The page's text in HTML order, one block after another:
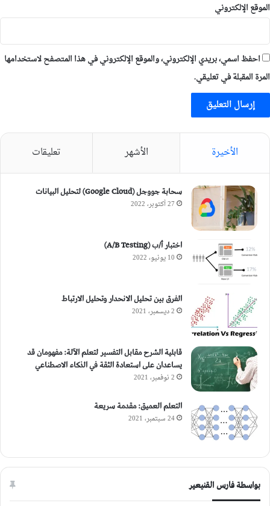
الموقع الإلكتروني
احفظ اسمي، بريدي الإلكتروني، والموقع الإلكتروني في هذا المتصفح لاستخدامها
المرة المقبلة في تعليقي.
الأخيرة الأشهر تعليقات
سحابة جووجل (Google Cloud) لتحليل البيانات
27 أكتوبر، 2022
اختبار أ/ب (A/B Testing)
10 يونيو، 2022
الفرق بين تحليل الانحدار وتحليل الارتباط
2 ديسمبر، 2021
قابلية الشرح مقابل التفسير لتعلم الآلة: مفهومان قد
يساعدان على استعادة الثقة في الذكاء الاصطناعي
2 نوفمبر، 2021
التعلم العميق: مقدمة سريعة
24 سبتمبر، 2021
بواسطة فارس القنيعير